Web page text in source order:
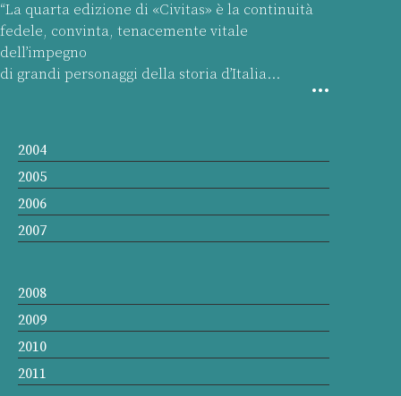
“La quarta edizione di «Civitas» è la continuità
fedele, convinta, tenacemente vitale
dell’impegno
di grandi personaggi della storia d’Italia…
2004
2005
2006
2007
2008
2009
2010
2011